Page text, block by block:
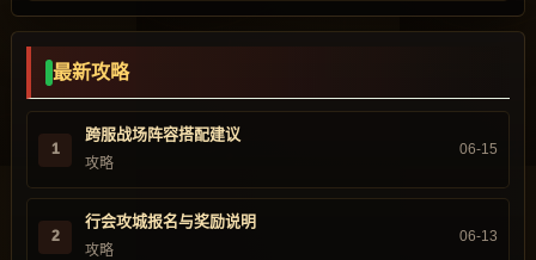
最新攻略
1
跨服战场阵容搭配建议
攻略
06-15
2
行会攻城报名与奖励说明
攻略
06-13